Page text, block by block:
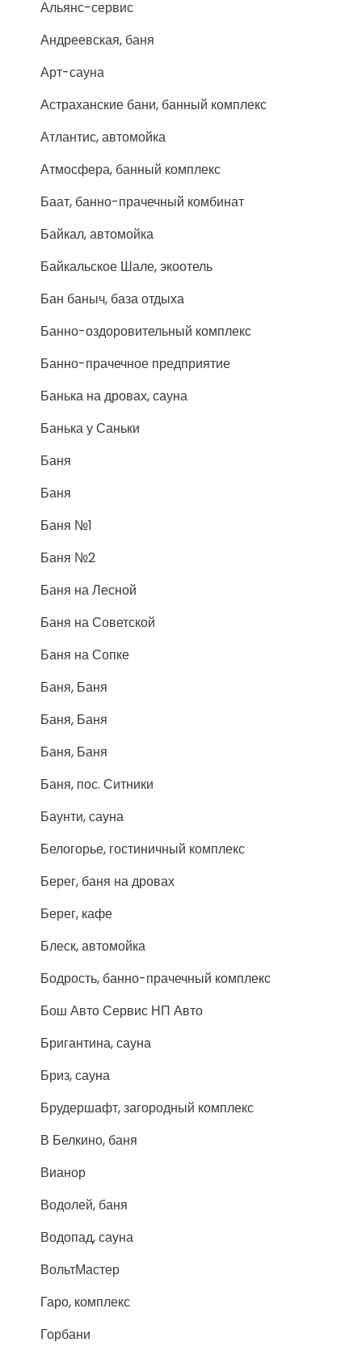
Альянс-сервис
Андреевская, баня
Арт-сауна
Астраханские бани, банный комплекс
Атлантис, автомойка
Атмосфера, банный комплекс
Баат, банно-прачечный комбинат
Байкал, автомойка
Байкальское Шале, экоотель
Бан баныч, база отдыха
Банно-оздоровительный комплекс
Банно-прачечное предприятие
Банька на дровах, сауна
Банька у Саньки
Баня
Баня
Баня №1
Баня №2
Баня на Лесной
Баня на Советской
Баня на Сопке
Баня, Баня
Баня, Баня
Баня, Баня
Баня, пос. Ситники
Баунти, сауна
Белогорье, гостиничный комплекс
Берег, баня на дровах
Берег, кафе
Блеск, автомойка
Бодрость, банно-прачечный комплекс
Бош Авто Сервис НП Авто
Бригантина, сауна
Бриз, сауна
Брудершафт, загородный комплекс
В Белкино, баня
Вианор
Водолей, баня
Водопад, сауна
ВольтМастер
Гаро, комплекс
Горбани